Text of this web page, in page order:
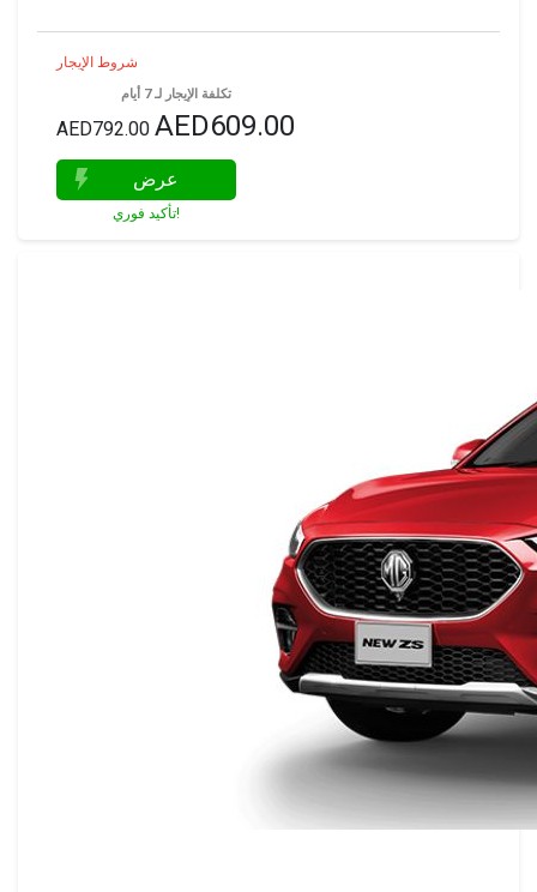
شروط الإيجار
تكلفة الإيجار لـ 7 أيام
AED792.00 AED609.00
عرض
تأكيد فوري!